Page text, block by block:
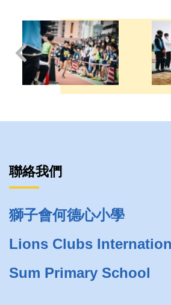
聯絡我們
獅子會何德心小學
Lions Clubs
Sum Primary School